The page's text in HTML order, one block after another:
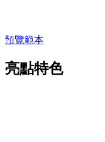
預覽範本
亮點特色